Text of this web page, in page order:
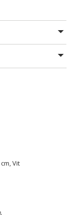
Vit